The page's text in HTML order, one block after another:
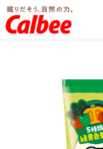
ホーム > 商品
ダ味